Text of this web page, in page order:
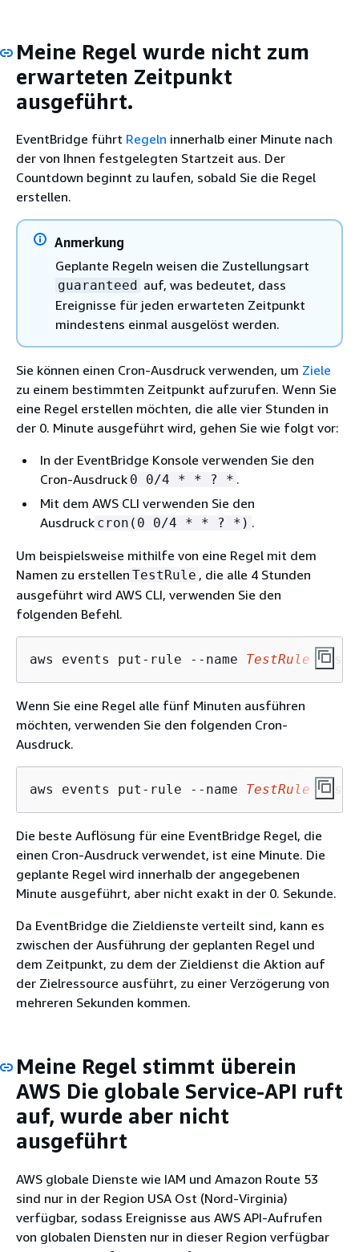
Meine Regel wurde nicht zum
erwarteten Zeitpunkt
ausgeführt.
EventBridge führt Regeln innerhalb einer Minute nach
der von Ihnen festgelegten Startzeit aus. Der
Countdown beginnt zu laufen, sobald Sie die Regel
erstellen.
Anmerkung
Geplante Regeln weisen die Zustellungsart
guaranteed auf, was bedeutet, dass
Ereignisse für jeden erwarteten Zeitpunkt
mindestens einmal ausgelöst werden.
Sie können einen Cron-Ausdruck verwenden, um Ziele
zu einem bestimmten Zeitpunkt aufzurufen. Wenn Sie
eine Regel erstellen möchten, die alle vier Stunden in
der 0. Minute ausgeführt wird, gehen Sie wie folgt vor:
In der EventBridge Konsole verwenden Sie den
Cron-Ausdruck 0 0/4 * * ? * .
Mit dem AWS CLI verwenden Sie den
Ausdruck cron(0 0/4 * * ? *) .
Um beispielsweise mithilfe von eine Regel mit dem
Namen zu erstellen TestRule , die alle 4 Stunden
ausgeführt wird AWS CLI, verwenden Sie den
folgenden Befehl.
aws events put-rule --name TestRule --
Wenn Sie eine Regel alle fünf Minuten ausführen
möchten, verwenden Sie den folgenden Cron-
Ausdruck.
aws events put-rule --name TestRule --
Die beste Auflösung für eine EventBridge Regel, die
einen Cron-Ausdruck verwendet, ist eine Minute. Die
geplante Regel wird innerhalb der angegebenen
Minute ausgeführt, aber nicht exakt in der 0. Sekunde.
Da EventBridge die Zieldienste verteilt sind, kann es
zwischen der Ausführung der geplanten Regel und
dem Zeitpunkt, zu dem der Zieldienst die Aktion auf
der Zielressource ausführt, zu einer Verzögerung von
mehreren Sekunden kommen.
Meine Regel stimmt überein
AWS Die globale Service-API ruft
auf, wurde aber nicht
ausgeführt
AWS globale Dienste wie IAM und Amazon Route 53
sind nur in der Region USA Ost (Nord-Virginia)
verfügbar, sodass Ereignisse aus AWS API-Aufrufen
von globalen Diensten nur in dieser Region verfügbar